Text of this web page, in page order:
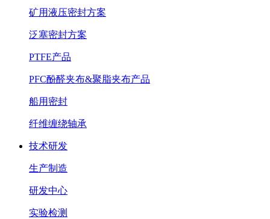
矿用液压密封方案
泛塞密封方案
PTFE产品
PFC酚醛夹布&聚脂夹布产品
船用密封
纤维缠绕轴承
技术研发
生产制造
研发中心
实验检测